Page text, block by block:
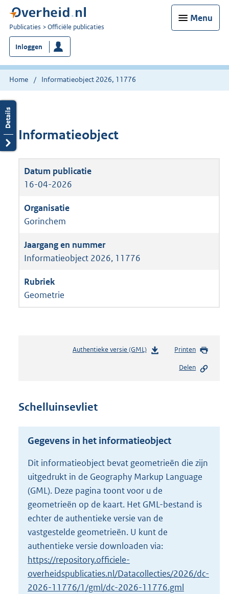
Menu
U
bent
nu
hier:
Publicaties Officiële publicaties
Inloggen
Home Informatieobject 2026, 11776
Informatieobject
16-04-2026
Gorinchem
Informatieobject 2026, 11776
Geometrie
Authentieke versie (GML)b
s
r
o
t
t
e
4
K
b
Printen
Delen
Schelluinsevliet
Gegevens in het informatieobject
Dit informatieobject bevat geometrieën die zijn
uitgedrukt in de Geography Markup Language
(GML). Deze pagina toont voor u de
geometrieën op de kaart. Het GML-bestand is
echter de authentieke versie van de
vastgestelde geometrieën. U kunt de
authentieke versie downloaden via:
https://repository.officiele-
overheidspublicaties.nl/Datacollecties/2026/dc-
2026-11776/1/gml/dc-2026-11776.gml